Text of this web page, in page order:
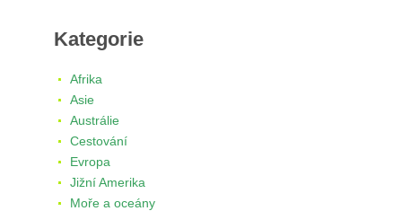
Kategorie
Afrika
Asie
Austrálie
Cestování
Evropa
Jižní Amerika
Moře a oceány